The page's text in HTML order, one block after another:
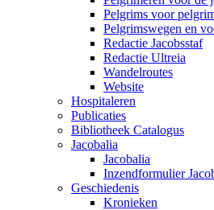
Pelgrims voor
Pelgrimswegen en
Redactie Jacobsstaf
Redactie Ultreia
Wandelroutes
Website
Hospitaleren
Publicaties
Bibliotheek Catalogus
Jacobalia
Jacobalia
Inzendformulier
Geschiedenis
Kronieken